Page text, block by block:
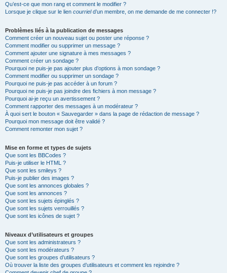
Qu’est-ce que mon rang et comment le modifier ?
Lorsque je clique sur le lien courrield’un membre, on me demande de me connecter !?
Problèmes liés à la publication de messages
Comment créer un nouveau sujet ou poster une réponse ?
Comment modifier ou supprimer un message ?
Comment ajouter une signature à mes messages ?
Comment créer un sondage ?
Pourquoi ne puis-je pas ajouter plus d’options à mon sondage ?
Comment modifier ou supprimer un sondage ?
Pourquoi ne puis-je pas accéder à un forum ?
Pourquoi ne puis-je pas joindre des fichiers à mon message ?
Pourquoi ai-je reçu un avertissement ?
Comment rapporter des messages à un modérateur ?
À quoi sert le bouton « Sauvegarder » dans la page de rédaction de message ?
Pourquoi mon message doit être validé ?
Comment remonter mon sujet ?
Mise en forme et types de sujets
Que sont les BBCodes ?
Puis-je utiliser le HTML ?
Que sont les smileys ?
Puis-je publier des images ?
Que sont les annonces globales ?
Que sont les annonces ?
Que sont les sujets épinglés ?
Que sont les sujets verrouillés ?
Que sont les icônes de sujet ?
Niveaux d’utilisateurs et groupes
Que sont les administrateurs ?
Que sont les modérateurs ?
Que sont les groupes d’utilisateurs ?
Où trouver la liste des groupes d’utilisateurs et comment les rejoindre ?